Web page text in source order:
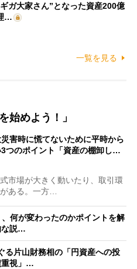
ガ大家さん”となった資産200億
…
一覧を見る
始めよう！」
災害時に慌てないために平時から
つのポイント「資産の棚卸し…
市場が大きく動いたり、取引環
ある。一方…
何が変わったのかポイントを解
な説…
る片山財務相の「円資産への投
重視」…